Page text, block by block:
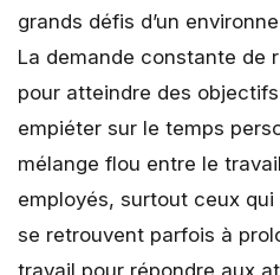
grands défis d’un
La demande constante de
pour atteindre des
empiéter sur le temps
mélange flou entre le
employés, surtout ceux
se retrouvent parfois à